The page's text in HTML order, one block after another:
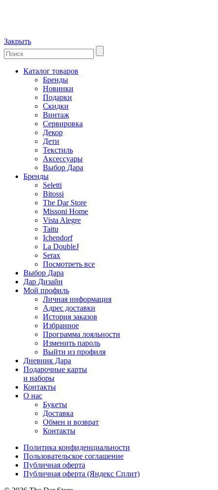
Закрыть
Каталог товаров
Бренды
Новинки
Подарки
Скидки
Винтаж
Сервировка
Декор
Дети
Текстиль
Аксессуары
Выбор Дара
Бренды
Seletti
Bitossi
The Dar Store
Missoni Home
Vista Alegre
Taitu
Ichendorf
La DoubleJ
Serax
Посмотреть все
Выбор Дара
Дар Дизайн
Мой профиль
Личная информация
Адрес доставки
История заказов
Избранное
Программа лояльности
Изменить пароль
Выйти из профиля
Дневник Дара
Подарочные карты
и наборы
Контакты
О нас
Букеты
Доставка
Обмен и возврат
Контакты
Политика конфиденциальности
Пользовательское соглашение
Публичная оферта
Публичная оферта (Яндекс Сплит)